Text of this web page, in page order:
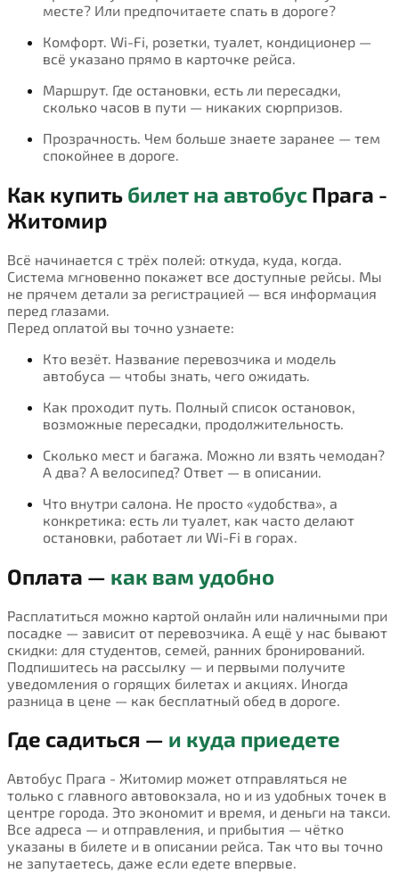
месте? Или предпочитаете спать в дороге?
Комфорт. Wi-Fi, розетки, туалет, кондиционер —
всё указано прямо в карточке рейса.
Маршрут. Где остановки, есть ли пересадки,
сколько часов в пути — никаких сюрпризов.
Прозрачность. Чем больше знаете заранее — тем
спокойнее в дороге.
Как купить билет на автобус Прага -
Житомир
Всё начинается с трёх полей: откуда, куда, когда.
Система мгновенно покажет все доступные рейсы. Мы
не прячем детали за регистрацией — вся информация
перед глазами.
Перед оплатой вы точно узнаете:
Кто везёт. Название перевозчика и модель
автобуса — чтобы знать, чего ожидать.
Как проходит путь. Полный список остановок,
возможные пересадки, продолжительность.
Сколько мест и багажа. Можно ли взять чемодан?
А два? А велосипед? Ответ — в описании.
Что внутри салона. Не просто «удобства», а
конкретика: есть ли туалет, как часто делают
остановки, работает ли Wi-Fi в горах.
Оплата — как вам удобно
Расплатиться можно картой онлайн или наличными при
посадке — зависит от перевозчика. А ещё у нас бывают
скидки: для студентов, семей, ранних бронирований.
Подпишитесь на рассылку — и первыми получите
уведомления о горящих билетах и акциях. Иногда
разница в цене — как бесплатный обед в дороге.
Где садиться — и куда приедете
Автобус Прага - Житомир может отправляться не
только с главного автовокзала, но и из удобных точек в
центре города. Это экономит и время, и деньги на такси.
Все адреса — и отправления, и прибытия — чётко
указаны в билете и в описании рейса. Так что вы точно
не запутаетесь, даже если едете впервые.